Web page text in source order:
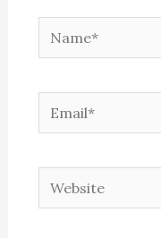
Name*
Email*
Website